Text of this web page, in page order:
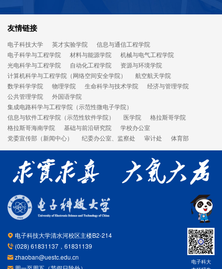
友情链接
电子科技大学 英才实验学院
信息与通信工程学院
电子科学与工程学院
材料与能源学院
机械与电气工程学院
光电科学与工程学院
自动化工程学院
资源与环境学院
计算机科学与工程学院（网络空间安全学院）
航空航天学院
数学科学学院
物理学院 生命科学与技术学院
经济与管理学院
公共管理学院
外国语学院
集成电路科学与工程学院（示范性微电子学院）
信息与软件工程学院（示范性软件学院）
医学院
格拉斯哥学院
格拉斯哥海南学院
基础与前沿研究院
学校办公室
党委宣传部（新闻中心）
纪委办公室、监察处 审计处 体育部
电子科技大学清水河校区主楼B2-214
(028) 61831137，61831139
zhaoban@uestc.edu.cn
电子科大